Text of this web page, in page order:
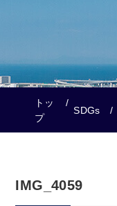
トッ
プ
SDGs
IMG_4059